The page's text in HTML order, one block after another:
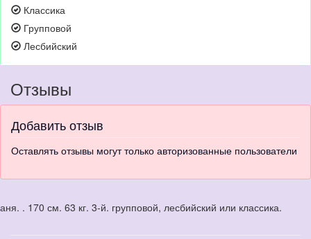
Классика
Групповой
Лесбийский
Отзывы
Добавить отзыв
Оставлять отзывы могут только авторизованные пользователи
аня. . 170 см. 63 кг. 3-й. групповой, лесбийский или классика.